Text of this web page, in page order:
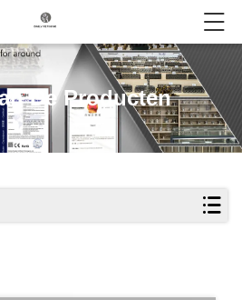
De Producten